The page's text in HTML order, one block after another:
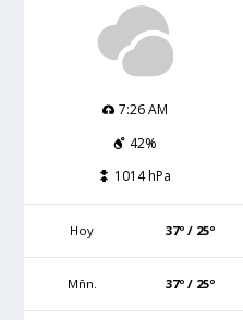
7:26 AM
42%
1014 hPa
Hoy 37º / 25º
Mñn. 37º / 25º